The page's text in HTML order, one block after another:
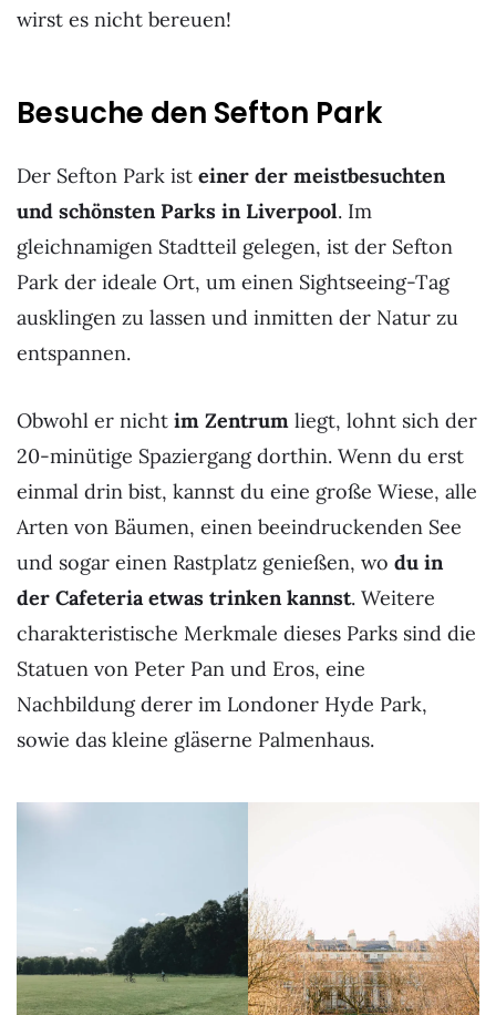
wirst es nicht bereuen!
Besuche den Sefton Park
Der Sefton Park ist einer der meistbesuchten
und schönsten Parks in Liverpool. Im
gleichnamigen Stadtteil gelegen, ist der Sefton
Park der ideale Ort, um einen Sightseeing-Tag
ausklingen zu lassen und inmitten der Natur zu
entspannen.
Obwohl er nicht im Zentrum liegt, lohnt sich der
20-minütige Spaziergang dorthin. Wenn du erst
einmal drin bist, kannst du eine große Wiese, alle
Arten von Bäumen, einen beeindruckenden See
und sogar einen Rastplatz genießen, wo du in
der Cafeteria etwas trinken kannst. Weitere
charakteristische Merkmale dieses Parks sind die
Statuen von Peter Pan und Eros, eine
Nachbildung derer im Londoner Hyde Park,
sowie das kleine gläserne Palmenhaus.